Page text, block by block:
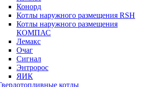
Конорд
Котлы наружного размещения RSH
Котлы наружного размещения
КОМПАС
Лемакс
Очаг
Сигнал
Энтророс
ЯИК
котлы